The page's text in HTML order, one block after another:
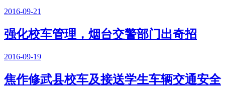
2016-09-21
强化校车管理，烟台交警部门出奇招
2016-09-19
焦作修武县校车及接送学生车辆交通安全